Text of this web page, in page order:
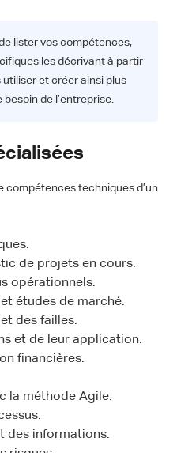
lister vos compétences,
les décrivant à partir
utiliser et créer ainsi plus
de l’entreprise.
compétences techniques d’un
de projets en cours.
opérationnels.
études de marché.
des failles.
et de leur application.
financières.
la méthode Agile.
des informations.